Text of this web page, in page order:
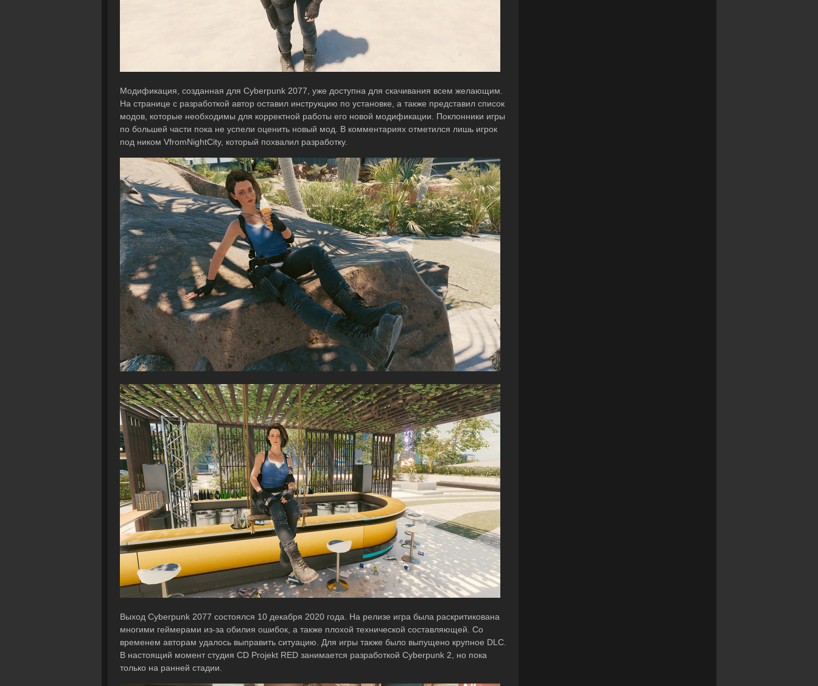
Модификация, созданная для Cyberpunk 2077, уже доступна для скачивания всем желающим.
На странице с разработкой автор оставил инструкцию по установке, а также представил список
модов, которые необходимы для корректной работы его новой модификации. Поклонники игры
по большей части пока не успели оценить новый мод. В комментариях отметился лишь игрок
под ником VfromNightCity, который похвалил разработку.
Выход Cyberpunk 2077 состоялся 10 декабря 2020 года. На релизе игра была раскритикована
многими геймерами из-за обилия ошибок, а также плохой технической составляющей. Со
временем авторам удалось выправить ситуацию. Для игры также было выпущено крупное DLC.
В настоящий момент студия CD Projekt RED занимается разработкой Cyberpunk 2, но пока
только на ранней стадии.